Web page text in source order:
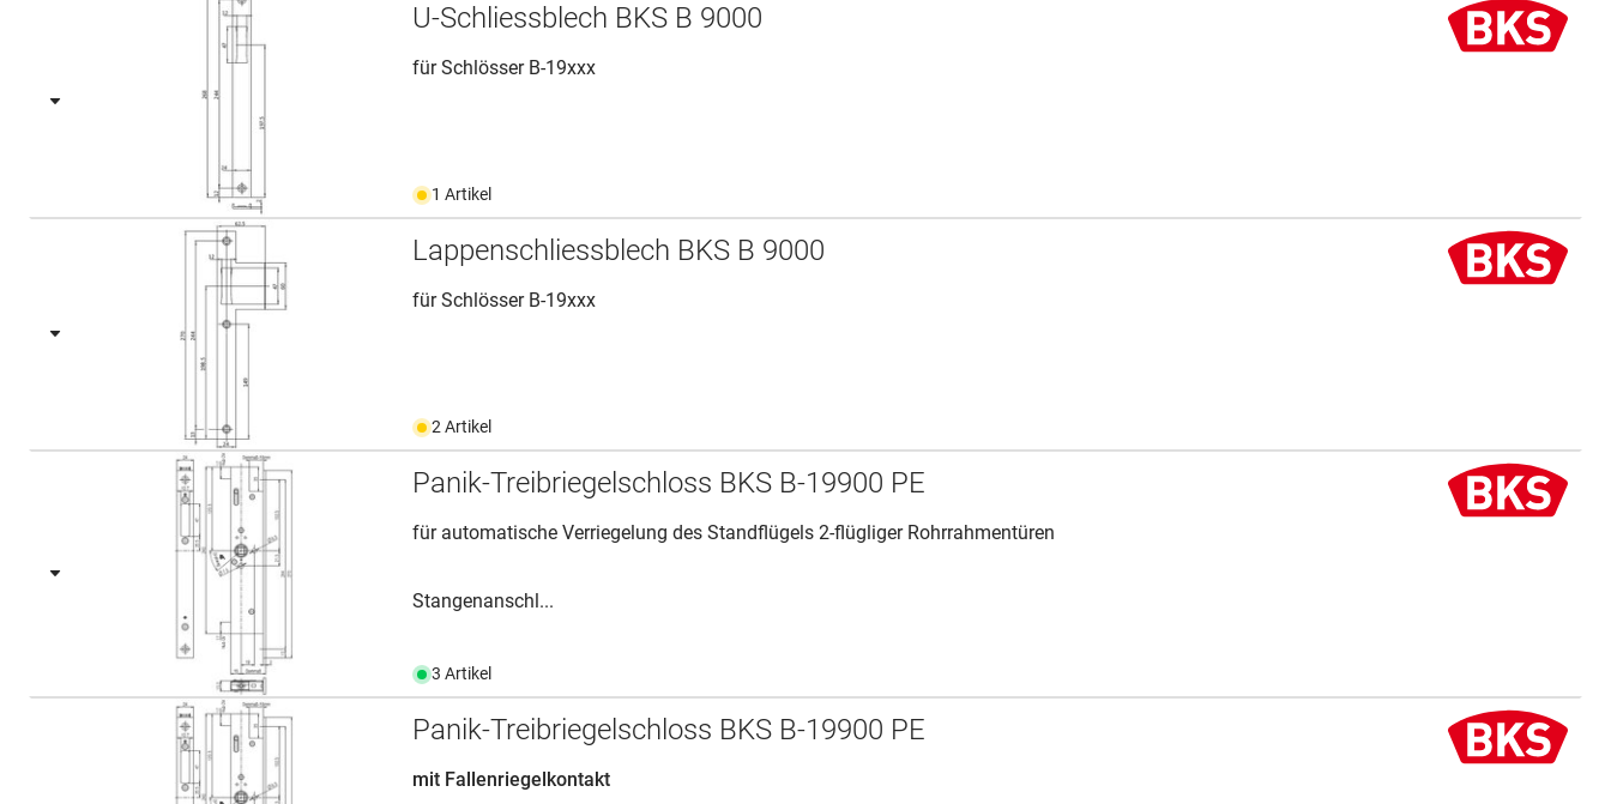
U-Schliessblech BKS B 9000
für Schlösser B-19xxx
1 Artikel
Lappenschliessblech BKS B 9000
für Schlösser B-19xxx
2 Artikel
Panik-Treibriegelschloss BKS B-19900 PE
für automatische Verriegelung des Standflügels 2-flügliger Rohrrahmentüren
Stangenanschl...
3 Artikel
Panik-Treibriegelschloss BKS B-19900 PE
mit Fallenriegelkontakt